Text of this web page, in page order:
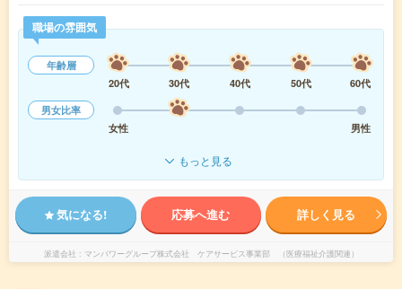
職場の雰囲気
年齢層
20代
30代 40代 50代
60代
男女比率
女性
男性
もっと見る
気になる! 応募へ進む 詳しく見る
派遣会社 マンパワーグループ株式会社 ケアサービス事業部 （医療福祉介護関連）